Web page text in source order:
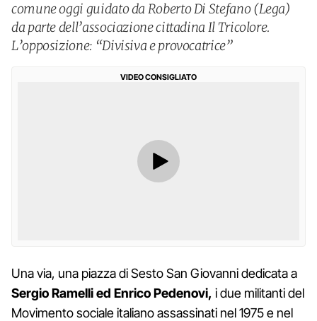
comune oggi guidato da Roberto Di Stefano (Lega)
da parte dell’associazione cittadina Il Tricolore.
L’opposizione: “Divisiva e provocatrice”
VIDEO CONSIGLIATO
Una via, una piazza di Sesto San Giovanni dedicata a
Sergio Ramelli ed Enrico Pedenovi, i due militanti del
Movimento sociale italiano assassinati nel 1975 e nel